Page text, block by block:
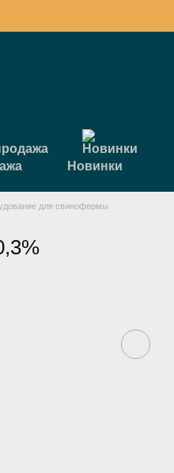
Новинки
для свинофермы